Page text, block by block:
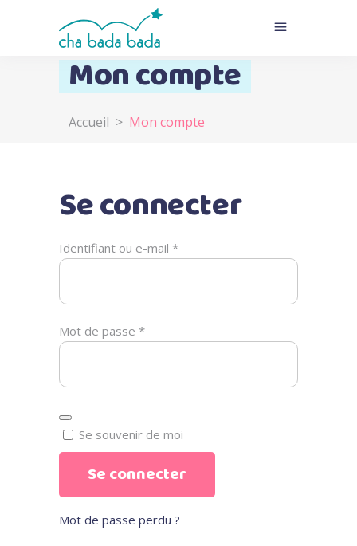
Mon compte
Accueil > Mon compte
Se connecter
Identifiant ou e-mail *Obligatoire
Mot de passe *Obligatoire
Se souvenir de moi
Se connecter
Mot de passe perdu ?